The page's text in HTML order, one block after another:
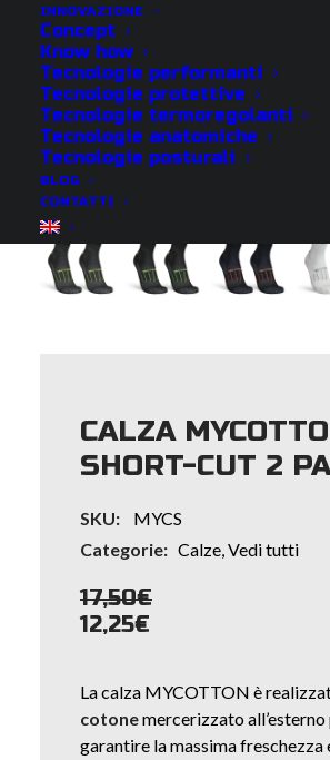
INNOVAZIONE
Concept
Know how
Tecnologie performanti
Tecnologie protettive
Tecnologie termoregolanti
Tecnologie anatomiche
Tecnologie posturali
BLOG
CONTATTI
CALZA
SHORT-CUT 2
SKU:
MYCS
Categorie: Calze,Vedi tutti
17,50€
12,25€
La calza MYCOTTON è
cotonemercerizzato all’esterno
garantire la massima freschezza